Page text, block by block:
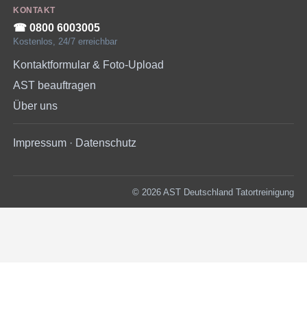
KONTAKT
☎︎ 0800 6003005
Kostenlos, 24/7 erreichbar
Kontaktformular & Foto-Upload
AST beauftragen
Über uns
Impressum · Datenschutz
© 2026 AST Deutschland Tatortreinigung